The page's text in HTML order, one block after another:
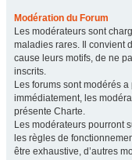
Modération du Forum
Les modérateurs sont
maladies rares. Il convient
cause leurs motifs, de ne
inscrits.
Les forums sont modérés
immédiatement, les
présente Charte.
Les modérateurs pourront
les règles de
être exhaustive, d’autres